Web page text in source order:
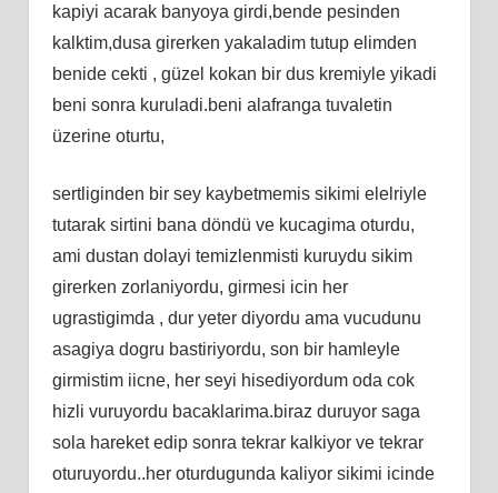
kapiyi acarak banyoya girdi,bende pesinden
kalktim,dusa girerken yakaladim tutup elimden
benide cekti , güzel kokan bir dus kremiyle yikadi
beni sonra kuruladi.beni alafranga tuvaletin
üzerine oturtu,
sertliginden bir sey kaybetmemis sikimi elelriyle
tutarak sirtini bana döndü ve kucagima oturdu,
ami dustan dolayi temizlenmisti kuruydu sikim
girerken zorlaniyordu, girmesi icin her
ugrastigimda , dur yeter diyordu ama vucudunu
asagiya dogru bastiriyordu, son bir hamleyle
girmistim iicne, her seyi hisediyordum oda cok
hizli vuruyordu bacaklarima.biraz duruyor saga
sola hareket edip sonra tekrar kalkiyor ve tekrar
oturuyordu..her oturdugunda kaliyor sikimi icinde